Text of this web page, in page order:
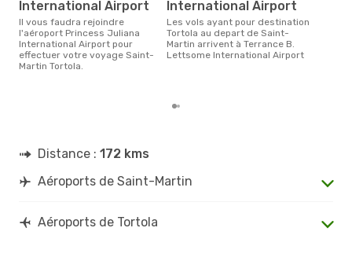
International Airport
Il vous faudra rejoindre
l'aéroport Princess Juliana
International Airport pour
effectuer votre voyage Saint-
Martin Tortola.
International Airport
Les vols ayant pour destination
Tortola au depart de Saint-
Martin arrivent à Terrance B.
Lettsome International Airport
Distance : 172 kms
Aéroports de Saint-Martin
Aéroports de Tortola